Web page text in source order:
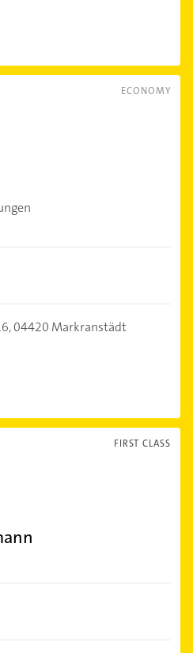
ECONOMY
04420 Markranstädt
FIRST CLASS